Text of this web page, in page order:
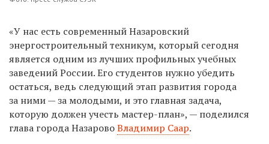
«У нас есть современный Назаровский
энергостроительный техникум, который сегодня
является одним из лучших профильных учебных
заведений России. Его студентов нужно убедить
остаться, ведь следующий этап развития города
за ними — за молодыми, и это главная задача,
которую должен учесть мастер-план», — поделился
глава города НазаровоВладимир Саар.